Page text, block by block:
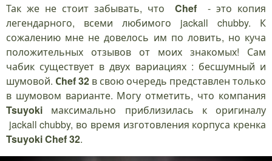
Так же не стоит забывать, чтоChef - это копия
легендарного, всеми любимого jackall chubby. К
сожалению мне не довелось им по ловить, но куча
положительных отзывов от моих знакомых! Сам
чабик существует в двух вариациях : бесшумный и
шумовой. Сhef32 в свою очередь представлен только
в шумовом варианте. Могу отметить, что компания
Tsuyoki максимально приблизилась к оригиналу
jackall chubby, во время изготовления корпуса кренка
Tsuyoki Chef 32.